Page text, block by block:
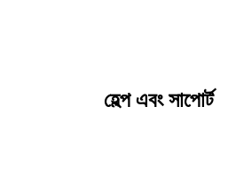
হেল্প এবং সাপোর্ট